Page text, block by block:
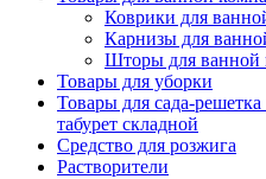
Коврики для
Карнизы для
Шторы для ванной
Товары для уборки
Товары для сада-
табурет складной
Средство для розжига
Растворители